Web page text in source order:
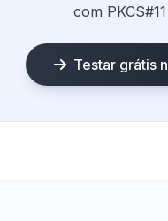
com
Testar grátis